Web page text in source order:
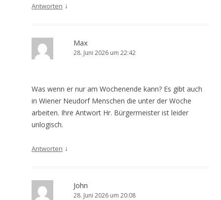
Antworten ↓
Max
28. Juni 2026 um 22:42
Was wenn er nur am Wochenende kann? Es gibt auch
in Wiener Neudorf Menschen die unter der Woche
arbeiten. Ihre Antwort Hr. Bürgermeister ist leider
unlogisch.
Antworten ↓
John
28. Juni 2026 um 20:08